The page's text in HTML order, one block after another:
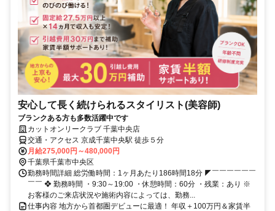
安心して長く続けられるスタイリスト(美容師)
ブランクある方も多数活躍中です
カットオンリークラブ 千葉中央店
交通・アクセス 京成千葉中央駅 徒歩５分
月給275,000円～480,000円
千葉県千葉市中央区
勤務時間詳細 総労働時間：1ヶ月あたり186時間18分 ◤￣￣￣￣￣￣
￣￣ ❖ 勤務時間 ・9:30～19:00 ・休憩時間：60分 ・残業：あり ※
お客様のご来店状況や施術内容によっては、勤務...
仕事内容 地方から首都圏デビューに最適！ 年収＋100万円＆家賃半